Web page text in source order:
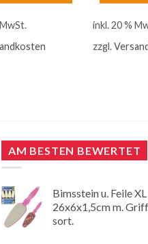
inkl. 20 %
zzgl.
AM BESTEN BEWERTET
Bimsstein u. Feile XL
26x6x1,5cm m. Griff
sort.